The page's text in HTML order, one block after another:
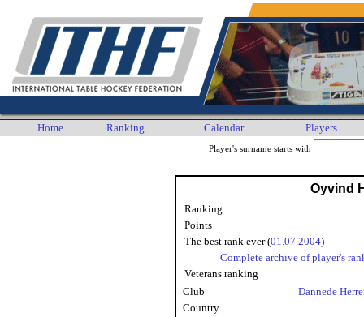
Home Ranking Calendar Players
Player's surname starts with
Oyvind
Ranking
Points
The best rank ever (01.07.2004)
Complete archive of player's
Veterans ranking
Club
Dannede
Country